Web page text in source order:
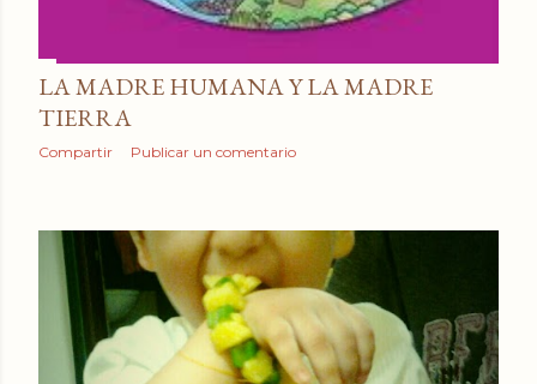
LA MADRE HUMANA Y LA MADRE
TIERRA
Compartir Publicar un comentario